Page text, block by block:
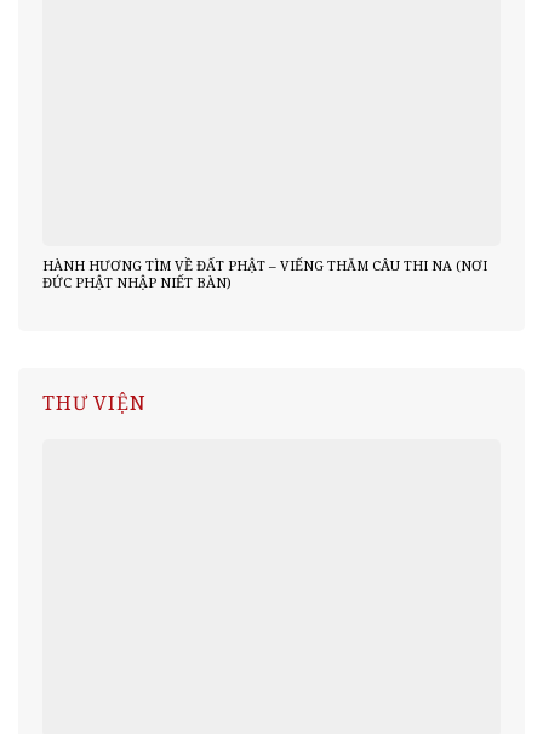
HÀNH HƯƠNG TÌM VỀ ĐẤT PHẬT – VIẾNG THĂM CÂU THI NA (NƠI
ĐỨC PHẬT NHẬP NIẾT BÀN)
THƯ VIỆN